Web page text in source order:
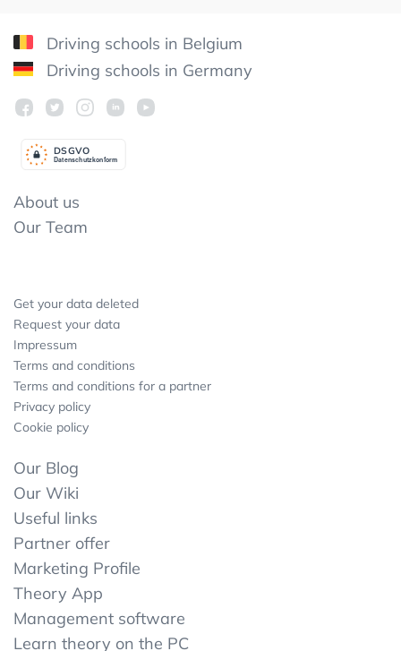
Driving schools in Belgium
Driving schools in Germany
Datenschutzkonform
DSGVO
About us
Our Team
Get your data deleted
Request your data
Impressum
Terms and conditions
Terms and conditions for a partner
Privacy policy
Cookie policy
Our Blog
Our Wiki
Useful links
Partner offer
Marketing Profile
Theory App
Management software
Learn theory on the PC